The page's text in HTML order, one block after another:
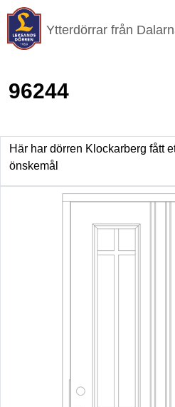
Ytterdörrar från
96244
Här har dörren Klockarberg fått
önskemål